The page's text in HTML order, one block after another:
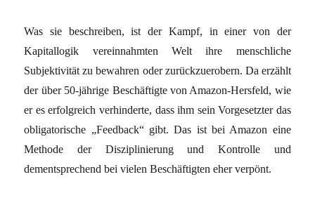
Was sie beschreiben, ist der Kampf, in einer von der
Kapitallogik vereinnahmten Welt ihre menschliche
Subjektivität zu bewahren oder zurückzuerobern. Da erzählt
der über 50-jährige Beschäftigte von Amazon-Hersfeld, wie
er es erfolgreich verhinderte, dass ihm sein Vorgesetzter das
obligatorische „Feedback“ gibt. Das ist bei Amazon eine
Methode der Disziplinierung und Kontrolle und
dementsprechend bei vielen Beschäftigten eher verpönt.